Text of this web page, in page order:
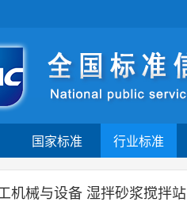
国家标准 行业标准
机械与设备 湿拌砂浆搅拌站